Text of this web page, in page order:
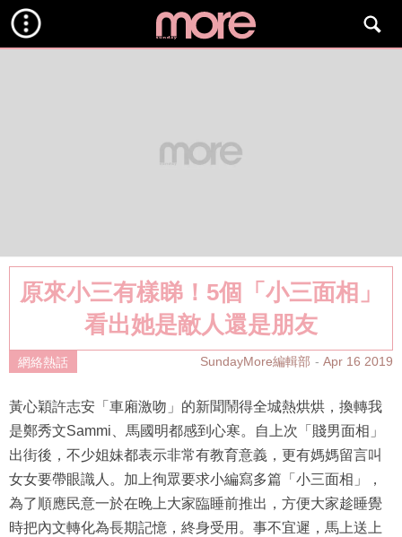
原來小三有樣睇！5個「小三面相」
看出她是敵人還是朋友
網絡熱話 SundayMore編輯部 Apr 16 2019
黃心穎許志安「車廂激吻」的新聞鬧得全城熱烘烘，換轉我
是鄭秀文Sammi、馬國明都感到心寒。自上次「賤男面相」
出街後，不少姐妹都表示非常有教育意義，更有媽媽留言叫
女女要帶眼識人。加上徇眾要求小編寫多篇「小三面相」，
為了順應民意一於在晚上大家臨睡前推出，方便大家趁睡覺
時把內文轉化為長期記憶，終身受用。事不宜遲，馬上送上